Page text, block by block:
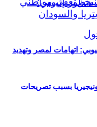
بسبب تصريحات
اتهامات لمصر وتهديد